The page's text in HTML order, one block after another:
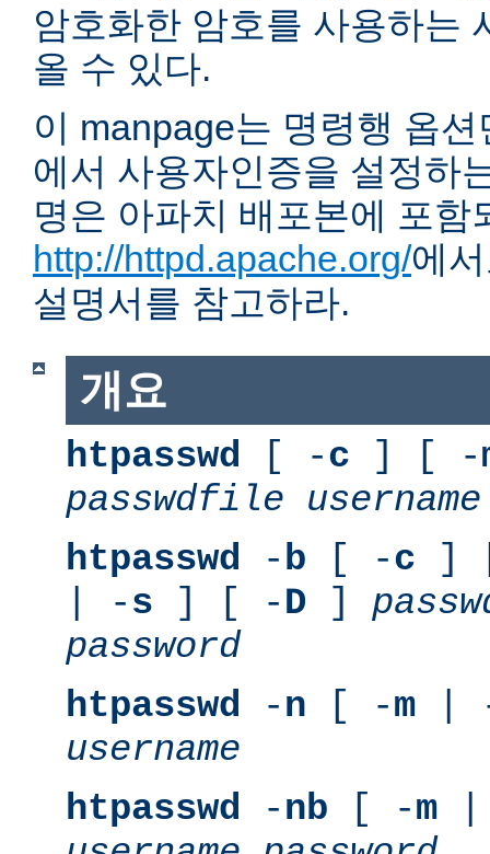
암호화한 암호를 사용하는
올 수 있다.
이 manpage는 명령행 옵
에서 사용자인증을 설정하
명은 아파치 배포본에 포함
http://httpd.apache.org/에
설명서를 참고하라.
개요
htpasswd [ -c ] [ -
passwdfile
username
htpasswd -b [ -c ]
| -s ] [ -D ]
password
htpasswd -n [ -m |
username
htpasswd -nb [ -m